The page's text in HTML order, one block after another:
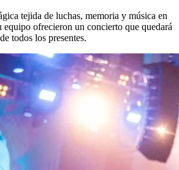
tejida de luchas, memoria y música en
equipo ofrecieron un concierto que quedará
todos los presentes.